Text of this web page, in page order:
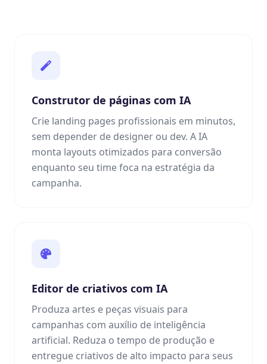
Construtor de páginas com IA
Crie landing pages profissionais em minutos,
sem depender de designer ou dev. A IA
monta layouts otimizados para conversão
enquanto seu time foca na estratégia da
campanha.
Editor de criativos com IA
Produza artes e peças visuais para
campanhas com auxílio de inteligência
artificial. Reduza o tempo de produção e
entregue criativos de alto impacto para seus